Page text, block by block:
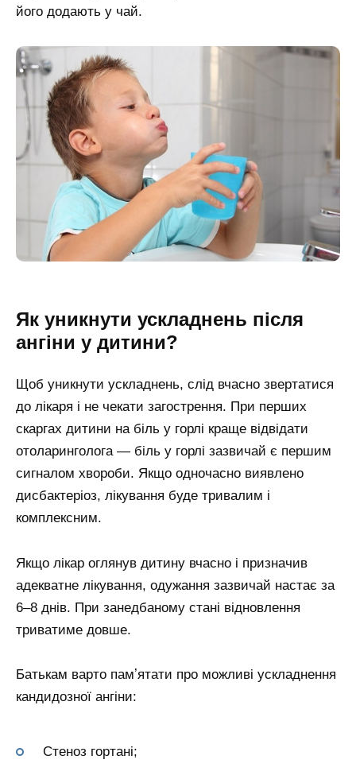
його додають у чай.
Як уникнути ускладнень після
ангіни у дитини?
Щоб уникнути ускладнень, слід вчасно звертатися
до лікаря і не чекати загострення. При перших
скаргах дитини на біль у горлі краще відвідати
отоларинголога — біль у горлі зазвичай є першим
сигналом хвороби. Якщо одночасно виявлено
дисбактеріоз, лікування буде тривалим і
комплексним.
Якщо лікар оглянув дитину вчасно і призначив
адекватне лікування, одужання зазвичай настає за
6–8 днів. При занедбаному стані відновлення
триватиме довше.
Батькам варто памʼятати про можливі ускладнення
кандидозної ангіни:
Стеноз гортані;